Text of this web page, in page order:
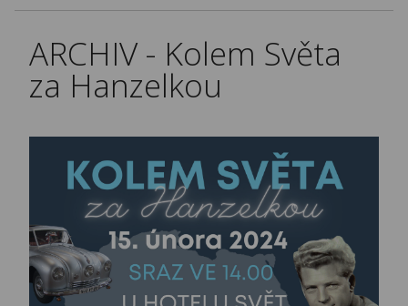
KONTAKTY
ARCHIV - Kolem Světa
za Hanzelkou